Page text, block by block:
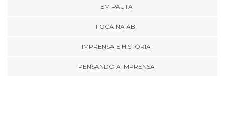
EM PAUTA
FOCA NA ABI
IMPRENSA E HISTÓRIA
PENSANDO A IMPRENSA